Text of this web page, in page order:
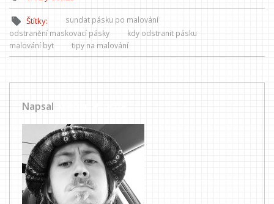
Štítky:
sundat pásku po malování
odstranění maskovací pásky
kdy odstranit pásku
malování byt
tipy na malování
Napsal